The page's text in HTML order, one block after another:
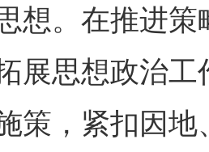
想。在推进
展思想政治
策，紧扣因